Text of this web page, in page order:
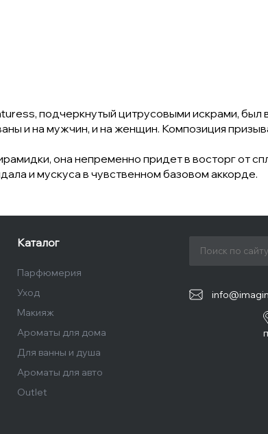
подчеркнутый цитрусовыми искрами, был
и на мужчин, и на женщин. Композиция
она непременно придет в восторг от
и мускуса в чувственном базовом аккорде.
Каталог
Парфюмерия
Уход
Макияж
Ароматы для дома
Для ванны и душа
Ароматы для авто
Outlet